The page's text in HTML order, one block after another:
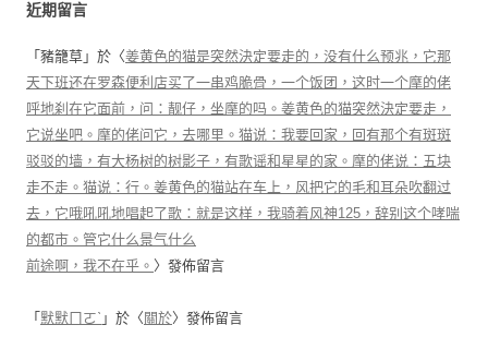
近期留言
「 豬籠草 」於〈姜黄色的猫是突然決定要走的，没有什么预兆，它那
天下班还在罗森便利店买了一串鸡脆骨，一个饭团，这时一个摩的佬
呼地刹在它面前，问：靓仔，坐摩的吗。姜黄色的猫突然決定要走，
它说坐吧。摩的佬问它，去哪里。猫说：我要回家，回有那个有斑斑
驳驳的墙，有大杨树的树影子，有歌谣和星星的家。摩的佬说：五块
走不走。猫说：行。姜黄色的猫站在车上，风把它的毛和耳朵吹翻过
去，它哦吼吼地唱起了歌：就是这样，我骑着风神125，辞别这个哮喘
的都市。管它什么景气什么
前途啊，我不在乎。 〉發佈留言
「 默默ㄇㄛˋ 」於〈 關於〉發佈留言